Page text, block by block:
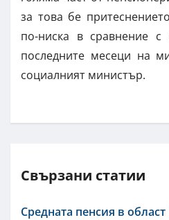
за това бе
по-ниска в сравнение с
последните месеци на
социалният министър.
Свързани статии
Средната пенсия в